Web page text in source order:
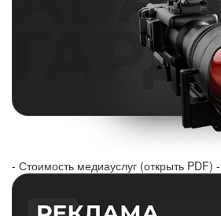
- Стоимость медиауслуг (открыть PDF) -